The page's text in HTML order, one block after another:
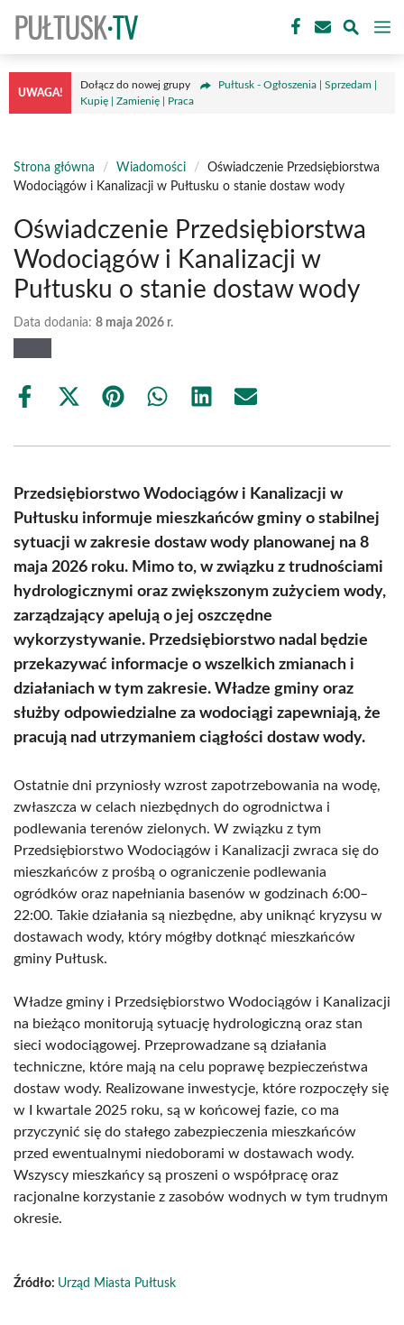
treści
UWAGA!
Dołącz do nowej grupy
Pułtusk - Ogłoszenia | Sprzedam |
Kupię | Zamienię | Praca
Strona główna / Wiadomości /
Oświadczenie Przedsiębiorstwa
Wodociągów i Kanalizacji w Pułtusku o stanie dostaw wody
Oświadczenie Przedsiębiorstwa
Wodociągów i Kanalizacji w
Pułtusku o stanie dostaw wody
Data dodania: 8 maja 2026 r.
Share
Share
(Twitter)
Share Share Share Share
Przedsiębiorstwo Wodociągów i Kanalizacji w
Pułtusku informuje mieszkańców gminy o stabilnej
sytuacji w zakresie dostaw wody planowanej na 8
maja 2026 roku. Mimo to, w związku z trudnościami
hydrologicznymi oraz zwiększonym zużyciem wody,
zarządzający apelują o jej oszczędne
wykorzystywanie. Przedsiębiorstwo nadal będzie
przekazywać informacje o wszelkich zmianach i
działaniach w tym zakresie. Władze gminy oraz
służby odpowiedzialne za wodociągi zapewniają, że
pracują nad utrzymaniem ciągłości dostaw wody.
Ostatnie dni przyniosły wzrost zapotrzebowania na wodę,
zwłaszcza w celach niezbędnych do ogrodnictwa i
podlewania terenów zielonych. W związku z tym
Przedsiębiorstwo Wodociągów i Kanalizacji zwraca się do
mieszkańców z prośbą o ograniczenie podlewania
ogródków oraz napełniania basenów w godzinach 6:00–
22:00. Takie działania są niezbędne, aby uniknąć kryzysu w
dostawach wody, który mógłby dotknąć mieszkańców
gminy Pułtusk.
Władze gminy i Przedsiębiorstwo Wodociągów i Kanalizacji
na bieżąco monitorują sytuację hydrologiczną oraz stan
sieci wodociągowej. Przeprowadzane są działania
techniczne, które mają na celu poprawę bezpieczeństwa
dostaw wody. Realizowane inwestycje, które rozpoczęły się
w I kwartale 2025 roku, są w końcowej fazie, co ma
przyczynić się do stałego zabezpieczenia mieszkańców
przed ewentualnymi niedoborami w dostawach wody.
Wszyscy mieszkańcy są proszeni o współpracę oraz
racjonalne korzystanie z zasobów wodnych w tym trudnym
okresie.
Źródło: Urząd Miasta Pułtusk